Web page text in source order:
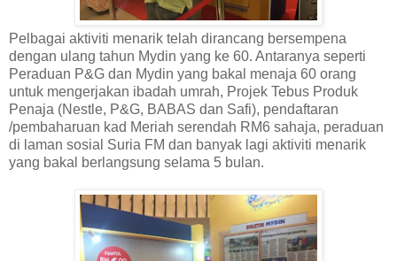
Pelbagai aktiviti menarik telah dirancang bersempena
dengan ulang tahun Mydin yang ke 60. Antaranya seperti
Peraduan P&G dan Mydin yang bakal menaja 60 orang
untuk mengerjakan ibadah umrah, Projek Tebus Produk
Penaja (Nestle, P&G, BABAS dan Safi), pendaftaran
/pembaharuan kad Meriah serendah RM6 sahaja, peraduan
di laman sosial Suria FM dan banyak lagi aktiviti menarik
yang bakal berlangsung selama 5 bulan.